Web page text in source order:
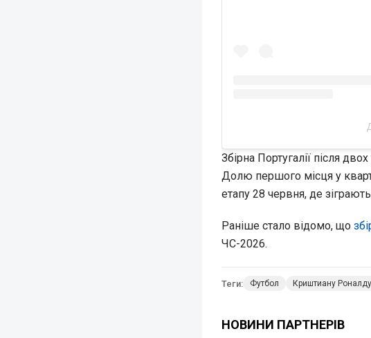
Збірна Португалії після
Долю першого місця у
етапу 28 червня, де
Раніше стало відомо, що
ЧС-2026.
Теги: Футбол Криштиану Роналду